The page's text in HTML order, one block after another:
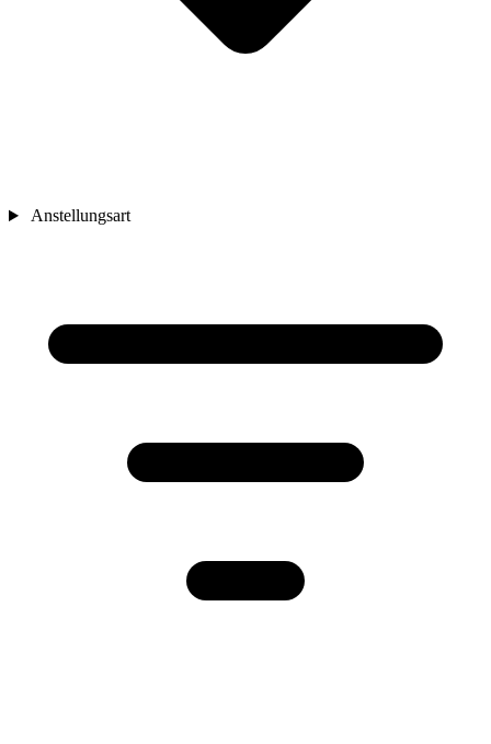
Anstellungsart